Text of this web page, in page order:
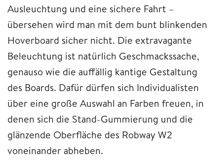
Ausleuchtung und eine sichere Fahrt –
übersehen wird man mit dem bunt blinkenden
Hoverboard sicher nicht. Die extravagante
Beleuchtung ist natürlich Geschmackssache,
genauso wie die auffällig kantige Gestaltung
des Boards. Dafür dürfen sich Individualisten
über eine große Auswahl an Farben freuen, in
denen sich die Stand-Gummierung und die
glänzende Oberfläche des Robway W2
voneinander abheben.